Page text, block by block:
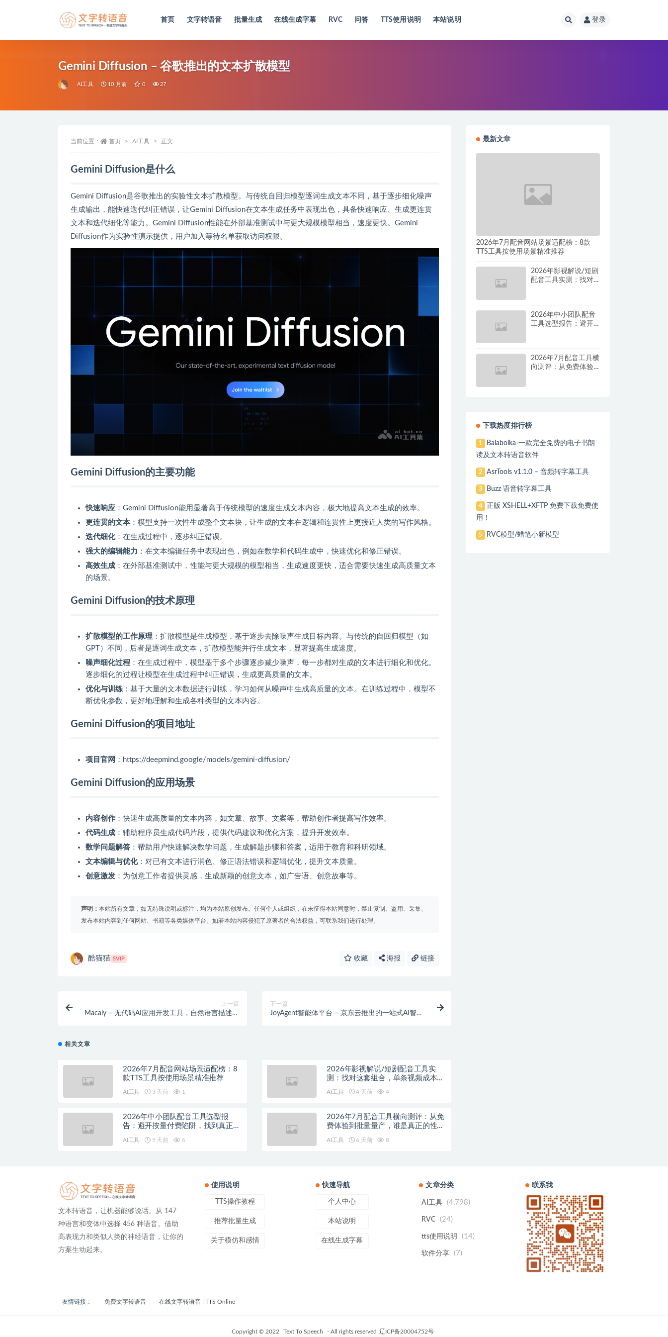
首页 文字转语音 批量生成 在线生成字幕 RVC 问答 TTS使用说明 本站说明 登录
Gemini Diffusion – 谷歌推出的文本扩散模型
AI工具 10 月前 0 27
当前位置： 首页 AI工具 正文
Gemini Diffusion是什么
Gemini Diffusion是谷歌推出的实验性文本扩散模型。与传统自回归模型逐词生成文本不同，基于逐步细化噪声
生成输出，能快速迭代纠正错误，让Gemini Diffusion在文本生成任务中表现出色，具备快速响应、生成更连贯
文本和迭代细化等能力。Gemini Diffusion性能在外部基准测试中与更大规模模型相当，速度更快。Gemini
Diffusion作为实验性演示提供，用户加入等待名单获取访问权限。
Gemini Diffusion的主要功能
快速响应 ：Gemini Diffusion能用显著高于传统模型的速度生成文本内容，极大地提高文本生成的效率。
更连贯的文本：模型支持一次性生成整个文本块，让生成的文本在逻辑和连贯性上更接近人类的写作风格。
迭代细化：在生成过程中，逐步纠正错误。
强大的编辑能力 ：在文本编辑任务中表现出色，例如在数学和代码生成中，快速优化和修正错误。
高效生成 ：在外部基准测试中，性能与更大规模的模型相当，生成速度更快，适合需要快速生成高质量文本
的场景。
Gemini Diffusion的技术原理
扩散模型的工作原理 ：扩散模型是生成模型，基于逐步去除噪声生成目标内容。与传统的自回归模型（如
GPT）不同，后者是逐词生成文本，扩散模型能并行生成文本，显著提高生成速度。
噪声细化过程 ：在生成过程中，模型基于多个步骤逐步减少噪声，每一步都对生成的文本进行细化和优化。
逐步细化的过程让模型在生成过程中纠正错误，生成更高质量的文本。
优化与训练 ：基于大量的文本数据进行训练，学习如何从噪声中生成高质量的文本。在训练过程中，模型不
断优化参数，更好地理解和生成各种类型的文本内容。
Gemini Diffusion的项目地址
项目官网 ：https://deepmind.google/models/gemini-diffusion/
Gemini Diffusion的应用场景
内容创作 ：快速生成高质量的文本内容，如文章、故事、文案等，帮助创作者提高写作效率。
代码生成 ：辅助程序员生成代码片段，提供代码建议和优化方案，提升开发效率。
数学问题解答 ：帮助用户快速解决数学问题，生成解题步骤和答案，适用于教育和科研领域。
文本编辑与优化：对已有文本进行润色、修正语法错误和逻辑优化，提升文本质量。
创意激发 ：为创意工作者提供灵感，生成新颖的创意文本，如广告语、创意故事等。
声明： 本站所有文章，如无特殊说明或标注，均为本站原创发布。任何个人或组织，在未征得本站同意时，禁止复制、盗用、采集、
发布本站内容到任何网站、书籍等各类媒体平台。如若本站内容侵犯了原著者的合法权益，可联系我们进行处理。
酷猫猫 SVIP 收藏 海报 链接
上一篇
Macaly – 无代码AI应用开发工具，自然语言描述创
下一篇
JoyAgent智能体平台 – 京东云推出的一站式AI智能
相关文章
2026年7月配音网站场景适配榜：8
款TTS工具按使用场景精准推荐
AI工具 3 天前 1
2026年影视解说/短剧配音工具实
测：找对这套组合，单条视频成本直
AI工具 4 天前 4
2026年中小团队配音工具选型报
告：避开按量付费陷阱，找到真正的
AI工具 5 天前 6
2026年7月配音工具横向测评：从免
费体验到批量量产，谁是真正的性价
AI工具 6 天前 8
最新文章
2026年7月配音网站场景适配榜：8款
TTS工具按使用场景精准推荐
2026年影视解说/短剧
配音工具实测：找对
2026年中小团队配音
工具选型报告：避开
2026年7月配音工具横
向测评：从免费体验
下载热度排行榜
1
Balabolka-一款完全免费的电子书朗
读及文本转语音软件
2 AsrTools v1.1.0 – 音频转字幕工具
3 Buzz 语音转字幕工具
4
正版 XSHELL+XFTP 免费下载免费使
用！
5 RVC模型/蜡笔小新模型
文本转语音，让机器能够说话。从 147
种语言和变体中选择 456 种语音。借助
高表现力和类似人类的神经语音，让你的
方案生动起来。
使用说明
TTS操作教程
推荐批量生成
关于模仿和感情
快速导航
个人中心
本站说明
在线生成字幕
文章分类
AI工具 (4,798)
RVC (24)
tts使用说明 (14)
软件分享 (7)
联系我
友情链接： 免费文字转语音 在线文字转语音 | TTS Online
Copyright © 2022 Text To Speech - All rights reserved 辽ICP备20004752号